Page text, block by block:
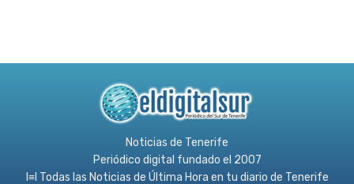
Noticias de Tenerife
Periódico digital fundado el 2007
l≡l Todas las Noticias de Última Hora en tu diario de Tenerife